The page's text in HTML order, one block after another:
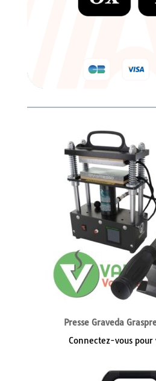
Presse Graveda
Connectez-vous